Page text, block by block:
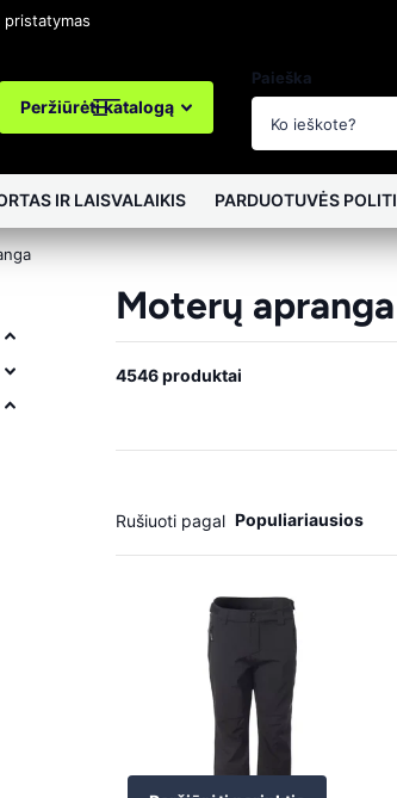
pristatymas
Peržiūrėti katalogą
Paieška
IR LAISVALAIKIS PARDUOTUVĖS
Moterų apranga
4546 produktai
Rušiuoti pagal